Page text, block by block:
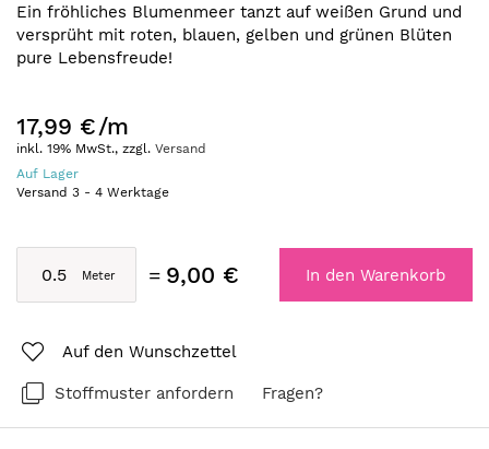
springen
Ein fröhliches Blumenmeer tanzt auf weißen Grund und
versprüht mit roten, blauen, gelben und grünen Blüten
pure Lebensfreude!
17,99 €/m
inkl. 19% MwSt., zzgl. Versand
Auf Lager
Versand 3 - 4 Werktage
9,00 € In den Warenkorb
Auf den Wunschzettel
Stoffmuster anfordern Fragen?